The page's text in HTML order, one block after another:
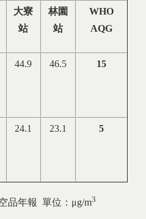
大寮
站
林園
站
WHO
AQG
44.9 46.5 15
24.1 23.1 5
品年報 單位：μg/m3